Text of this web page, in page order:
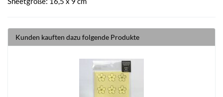
Kunden kauften dazu folgende Produkte